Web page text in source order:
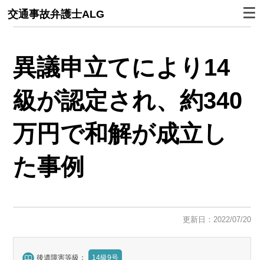
交通事故弁護士ALG
異議申立てにより14
級が認定され、約340
万円で和解が成立し
た事例
更新日：2022/07/20
後遺障害等級： 14級9号